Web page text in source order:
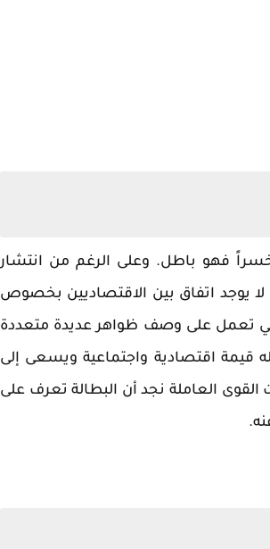
فهو باطل. وعلى الرغم من انتشار
لا يوجد اتفاق بين الاقتصاديين بخصوص
تعمل على وصف ظواهر عديدة متعددة
قيمة اقتصادية واجتماعية ويسعى إلى
العاملة نجد أن البطالة تعرف على